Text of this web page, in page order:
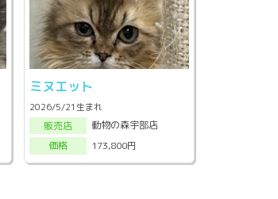
ミヌエット
2026/5/21生まれ
販売店
動物の森宇部店
価格
173,800円